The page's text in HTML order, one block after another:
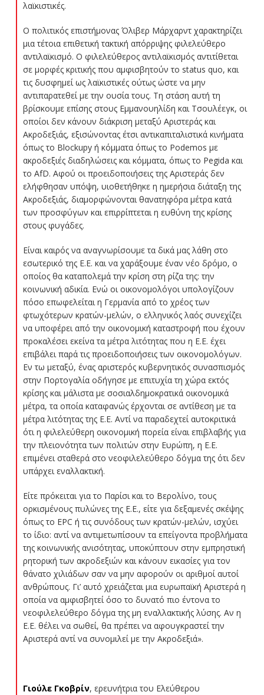
λαϊκιστικές.
Ο πολιτικός επιστήμονας Όλιβερ Μάρχαρντ χαρακτηρίζει
μια τέτοια επιθετική τακτική απόρριψης φιλελεύθερο
αντιλαϊκισμό. Ο φιλελεύθερος αντιλαϊκισμός αντιτίθεται
σε μορφές κριτικής που αμφισβητούν το status quo, και
τις δυσφημεί ως λαϊκιστικές ούτως ώστε να μην
αντιπαρατεθεί με την ουσία τους. Τη στάση αυτή τη
βρίσκουμε επίσης στους Εμμανουηλίδη και Τσουλέεγκ, oι
οποίοι δεν κάνουν διάκριση μεταξύ Αριστεράς και
Ακροδεξιάς, εξισώνοντας έτσι αντικαπιταλιστικά κινήματα
όπως το Blockupy ή κόμματα όπως το Podemos με
ακροδεξιές διαδηλώσεις και κόμματα, όπως το Pegida και
το AfD. Αφού οι προειδοποιήσεις της Αριστεράς δεν
ελήφθησαν υπόψη, υιοθετήθηκε η ημερήσια διάταξη της
Ακροδεξιάς, διαμορφώνονται θανατηφόρα μέτρα κατά
των προσφύγων και επιρρίπτεται η ευθύνη της κρίσης
στους φυγάδες.
Είναι καιρός να αναγνωρίσουμε τα δικά μας λάθη στο
εσωτερικό της Ε.Ε. και να χαράξουμε έναν νέο δρόμο, ο
οποίος θα καταπολεμά την κρίση στη ρίζα της: την
κοινωνική αδικία. Ενώ οι οικονομολόγοι υπολογίζουν
πόσο επωφελείται η Γερμανία από το χρέος των
φτωχότερων κρατών-μελών, ο ελληνικός λαός συνεχίζει
να υποφέρει από την οικονομική καταστροφή που έχουν
προκαλέσει εκείνα τα μέτρα λιτότητας που η Ε.Ε. έχει
επιβάλει παρά τις προειδοποιήσεις των οικονομολόγων.
Εν τω μεταξύ, ένας αριστερός κυβερνητικός συνασπισμός
στην Πορτογαλία οδήγησε με επιτυχία τη χώρα εκτός
κρίσης και μάλιστα με σοσιαλδημοκρατικά οικονομικά
μέτρα, τα οποία καταφανώς έρχονται σε αντίθεση με τα
μέτρα λιτότητας της Ε.Ε. Αντί να παραδεχτεί αυτοκριτικά
ότι η φιλελεύθερη οικονομική πορεία είναι επιβλαβής για
την πλειονότητα των πολιτών στην Ευρώπη, η Ε.Ε.
επιμένει σταθερά στο νεοφιλελεύθερο δόγμα της ότι δεν
υπάρχει εναλλακτική.
Είτε πρόκειται για το Παρίσι και το Βερολίνο, τους
ορκισμένους πυλώνες της Ε.Ε., είτε για δεξαμενές σκέψης
όπως το EPC ή τις συνόδους των κρατών-μελών, ισχύει
το ίδιο: αντί να αντιμετωπίσουν τα επείγοντα προβλήματα
της κοινωνικής ανισότητας, υποκύπτουν στην εμπρηστική
ρητορική των ακροδεξιών και κάνουν εικασίες για τον
θάνατο χιλιάδων σαν να μην αφορούν οι αριθμοί αυτοί
ανθρώπους. Γι’ αυτό χρειάζεται μια ευρωπαϊκή Αριστερά η
οποία να αμφισβητεί όσο το δυνατό πιο έντονα το
νεοφιλελεύθερο δόγμα της μη εναλλακτικής λύσης. Αν η
Ε.Ε. θέλει να σωθεί, θα πρέπει να αφουγκραστεί την
Αριστερά αντί να συνομιλεί με την Ακροδεξιά».
Γιούλε Γκοβρίν, ερευνήτρια του Ελεύθερου